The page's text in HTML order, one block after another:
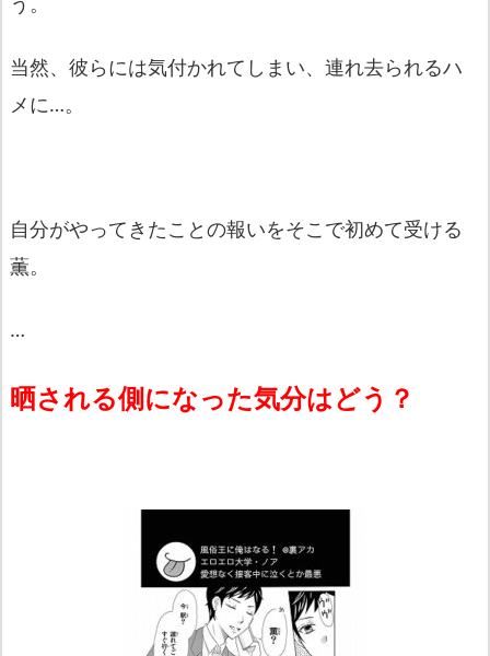
当然、彼らには気付かれてしまい、連れ去られるハ
メに…。
自分がやってきたことの報いをそこで初めて受ける
薫。
…
晒される側になった気分はどう？